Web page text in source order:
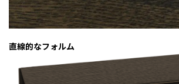
直線的なフォルム